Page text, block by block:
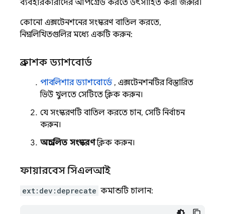
ব্যবহারকারীদের আপগ্রেড করতে উৎসাহিত করা জরুরি।
কোনো এক্সটেনশনের সংস্করণ বাতিল করতে,
নিম্নলিখিতগুলির মধ্যে একটি করুন:
প্রকাশক ড্যাশবোর্ড
পাবলিশার ড্যাশবোর্ডে, এক্সটেনশনটির বিস্তারিত
ভিউ খুলতে সেটিতে ক্লিক করুন।
যে সংস্করণটি বাতিল করতে চান, সেটি নির্বাচন
করুন।
অপ্রচলিত সংস্করণক্লিক করুন।
ফায়ারবেস সিএলআই
ext:dev:deprecate কমান্ডটি চালান: